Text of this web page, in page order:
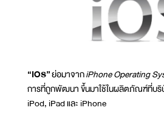
“IOS”ย่อมาจากiPhone Operating
การที่ถูกพัฒนา ขึ้นมาใช้ในผลิตภัณฑ์ที่บริ
iPod, iPad และ iPhone